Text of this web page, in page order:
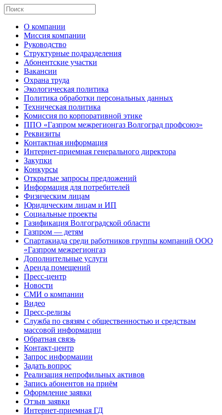
О компании
Миссия компании
Руководство
Структурные подразделения
Абонентские участки
Вакансии
Охрана труда
Экологическая политика
Политика обработки персональных данных
Техническая политика
Комиссия по корпоративной этике
ППО «Газпром межрегионгаз Волгоград профсоюз»
Реквизиты
Контактная информация
Интернет-приемная генерального директора
Закупки
Конкурсы
Открытые запросы предложений
Информация для потребителей
Физическим лицам
Юридическим лицам и ИП
Социальные проекты
Газификация Волгоградской области
Газпром — детям
Спартакиада среди работников группы компаний ООО
«Газпром межрегионгаз
Дополнительные услуги
Аренда помещений
Пресс-центр
Новости
СМИ о компании
Видео
Пресс-релизы
Служба по связям с общественностью и средствам
массовой информации
Обратная связь
Контакт-центр
Запрос информации
Задать вопрос
Реализация непрофильных активов
Запись абонентов на приём
Оформление заявки
Отзыв заявки
Интернет-приемная ГД